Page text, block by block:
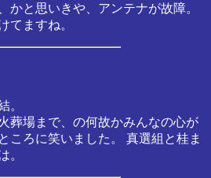
かと思いきや、アンテナが故障。
てますね。
。
葬場まで、の何故かみんなの心が
ころに笑いました。 真選組と桂ま
。